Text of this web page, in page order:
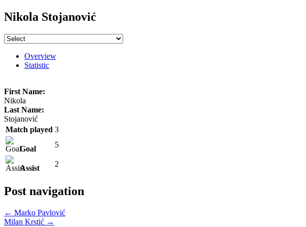
Nikola Stojanović
Overview
Statistic
First Name:
Nikola
Last Name:
Stojanović
Match played 3
Goal 5
Assist 2
Post navigation
← Marko Pavlović
Milan Krstić →